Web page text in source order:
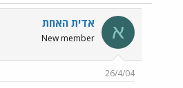
א אדית האחת
New member
26/4/04